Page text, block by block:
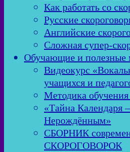
Как работать со
Русские
Английские
Сложная супер-
Обучающие и полезные
Видеокурс
учащихся и
Методика
«Тайна Календаря
Нерождённым»
СБОРНИК
СКОРОГОВОРОК